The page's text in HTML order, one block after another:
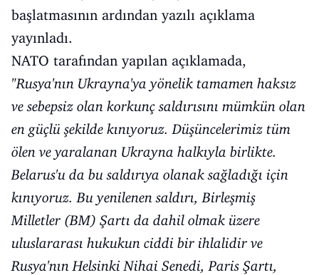
başlatmasının ardından yazılı açıklama
yayınladı.
NATO tarafından yapılan açıklamada,
"Rusya'nın Ukrayna'ya yönelik tamamen haksız
ve sebepsiz olan korkunç saldırısını mümkün olan
en güçlü şekilde kınıyoruz. Düşüncelerimiz tüm
ölen ve yaralanan Ukrayna halkıyla birlikte.
Belarus'u da bu saldırıya olanak sağladığı için
kınıyoruz. Bu yenilenen saldırı, Birleşmiş
Milletler (BM) Şartı da dahil olmak üzere
uluslararası hukukun ciddi bir ihlalidir ve
Rusya'nın Helsinki Nihai Senedi, Paris Şartı,